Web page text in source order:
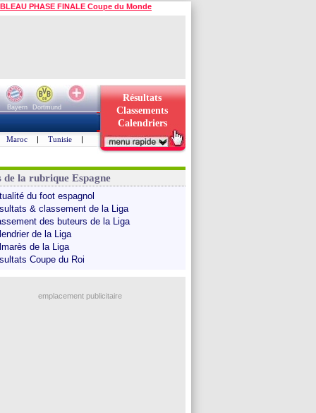
PHASE FINALE Coupe du Monde
Bayern
Dortmund
Résultats
Classements
Calendriers
Maroc | Tunisie |
de la rubrique Espagne
du foot espagnol
& classement de la Liga
des buteurs de la Liga
de la Liga
de la Liga
Coupe du Roi
emplacement publicitaire